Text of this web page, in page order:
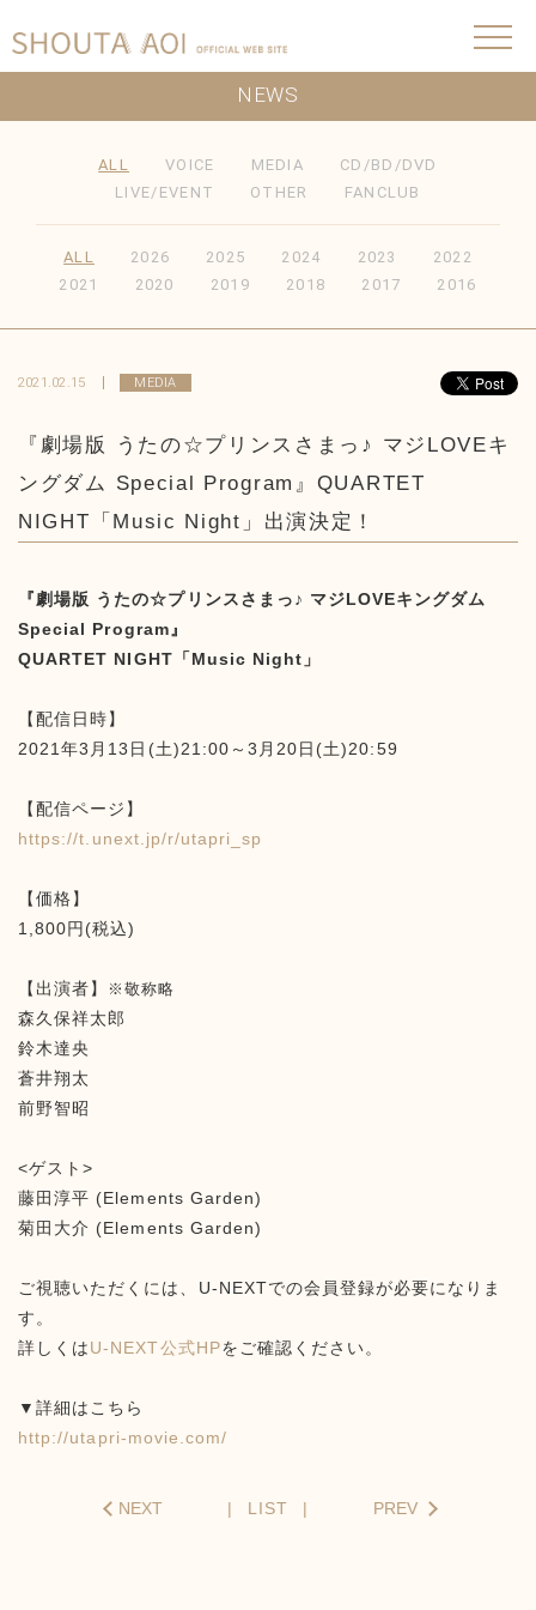
NEWS
ALL VOICE MEDIA
CD/BD/DVD
LIVE/EVENT
OTHER FANCLUB
ALL 2026 2025 2024 2023
2022
2021
2020 2019 2018 2017 2016
2021.02.15 MEDIA
『劇場版 うたの☆プリンスさまっ♪ マジLOVEキ
ングダム Special Program』QUARTET
NIGHT「Music Night」出演決定！
『劇場版 うたの☆プリンスさまっ♪ マジLOVEキングダム
Special Program』
QUARTET NIGHT「Music Night」
【配信日時】
2021年3月13日(土)21:00～3月20日(土)20:59
【配信ページ】
https://t.unext.jp/r/utapri_sp
【価格】
1,800円(税込)
【出演者】 ※敬称略
森久保祥太郎
鈴木達央
蒼井翔太
前野智昭
<ゲスト>
藤田淳平 (Elements Garden)
菊田大介 (Elements Garden)
ご視聴いただくには、U-NEXTでの会員登録が必要になりま
す。
詳しくはU-NEXT公式HPをご確認ください。
▼詳細はこちら
http://utapri-movie.com/
NEXT LIST PREV